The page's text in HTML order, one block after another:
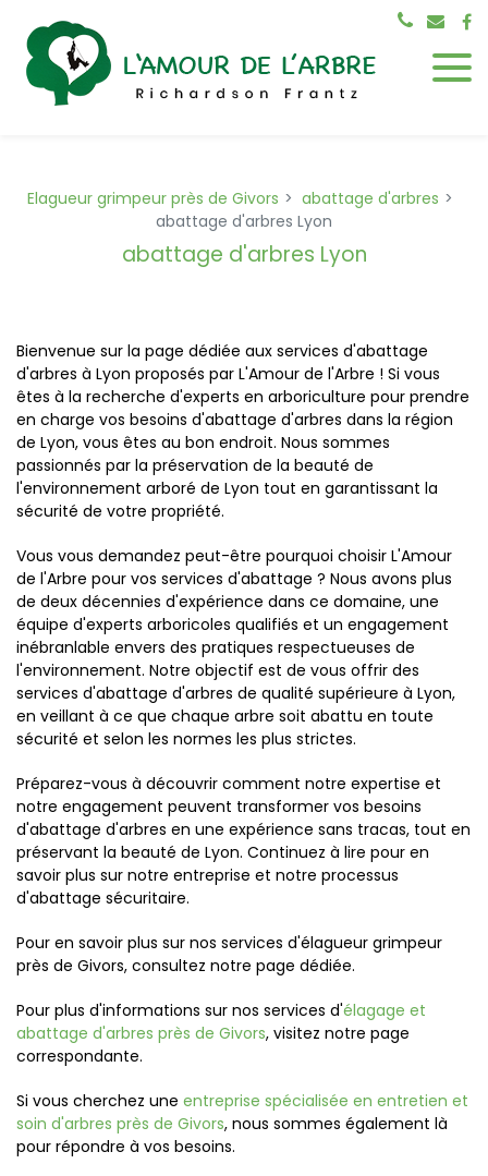
Elagueur grimpeur près de Givors
abattage d'arbres
abattage d'arbres Lyon
abattage d'arbres Lyon
Bienvenue sur la page dédiée aux services d'abattage
d'arbres à Lyon proposés par L'Amour de l'Arbre ! Si vous
êtes à la recherche d'experts en arboriculture pour prendre
en charge vos besoins d'abattage d'arbres dans la région
de Lyon, vous êtes au bon endroit. Nous sommes
passionnés par la préservation de la beauté de
l'environnement arboré de Lyon tout en garantissant la
sécurité de votre propriété.
Vous vous demandez peut-être pourquoi choisir L'Amour
de l'Arbre pour vos services d'abattage ? Nous avons plus
de deux décennies d'expérience dans ce domaine, une
équipe d'experts arboricoles qualifiés et un engagement
inébranlable envers des pratiques respectueuses de
l'environnement. Notre objectif est de vous offrir des
services d'abattage d'arbres de qualité supérieure à Lyon,
en veillant à ce que chaque arbre soit abattu en toute
sécurité et selon les normes les plus strictes.
Préparez-vous à découvrir comment notre expertise et
notre engagement peuvent transformer vos besoins
d'abattage d'arbres en une expérience sans tracas, tout en
préservant la beauté de Lyon. Continuez à lire pour en
savoir plus sur notre entreprise et notre processus
d'abattage sécuritaire.
Pour en savoir plus sur nos services d'élagueur grimpeur
près de Givors, consultez notre page dédiée.
Pour plus d'informations sur nos services d'élagage et
abattage d'arbres près de Givors, visitez notre page
correspondante.
Si vous cherchez une entreprise spécialisée en entretien et
soin d'arbres près de Givors, nous sommes également là
pour répondre à vos besoins.